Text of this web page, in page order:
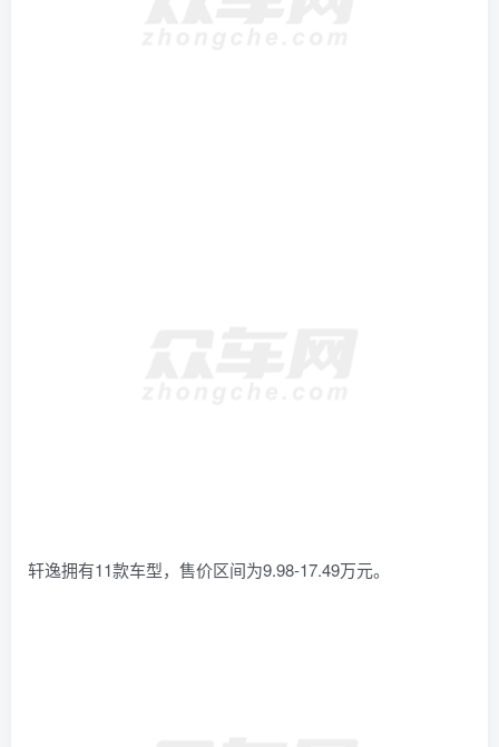
轩逸拥有11款车型，售价区间为9.98-17.49万元。